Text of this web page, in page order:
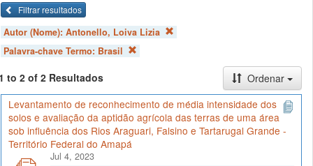
Filtrar resultados
Autor (Nome): Antonello, Loiva Lizia
Palavra-chave Termo: Brasil
to 2 of 2 Resultados
Ordenar
Levantamento de reconhecimento de média intensidade dos
solos e avaliação da aptidão agrícola das terras de uma área
sob influência dos Rios Araguari, Falsino e Tartarugal Grande -
Território Federal do Amapá
Jul 4, 2023